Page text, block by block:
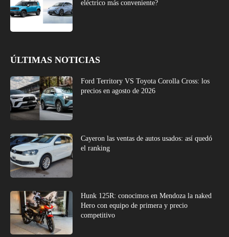
eléctrico más conveniente?
ÚLTIMAS NOTICIAS
Ford Territory VS Toyota Corolla Cross: los
precios en agosto de 2026
Cayeron las ventas de autos usados: así quedó
el ranking
Hunk 125R: conocimos en Mendoza la naked
Hero con equipo de primera y precio
competitivo